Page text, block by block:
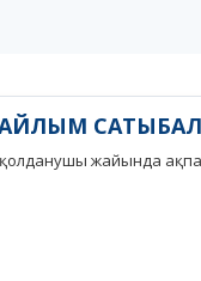
жайында